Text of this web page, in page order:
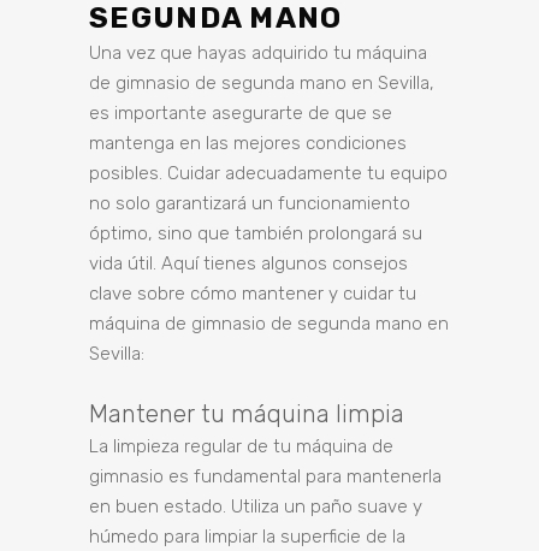
SEGUNDA MANO
Una vez que hayas adquirido tu máquina
de gimnasio de segunda mano en Sevilla,
es importante asegurarte de que se
mantenga en las mejores condiciones
posibles. Cuidar adecuadamente tu equipo
no solo garantizará un funcionamiento
óptimo, sino que también prolongará su
vida útil. Aquí tienes algunos consejos
clave sobre cómo mantener y cuidar tu
máquina de gimnasio de segunda mano en
Sevilla:
Mantener tu máquina limpia
La limpieza regular de tu máquina de
gimnasio es fundamental para mantenerla
en buen estado. Utiliza un paño suave y
húmedo para limpiar la superficie de la